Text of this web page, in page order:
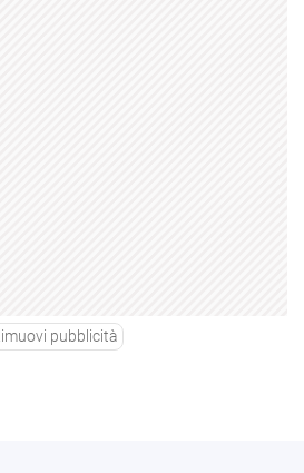
pubblicità